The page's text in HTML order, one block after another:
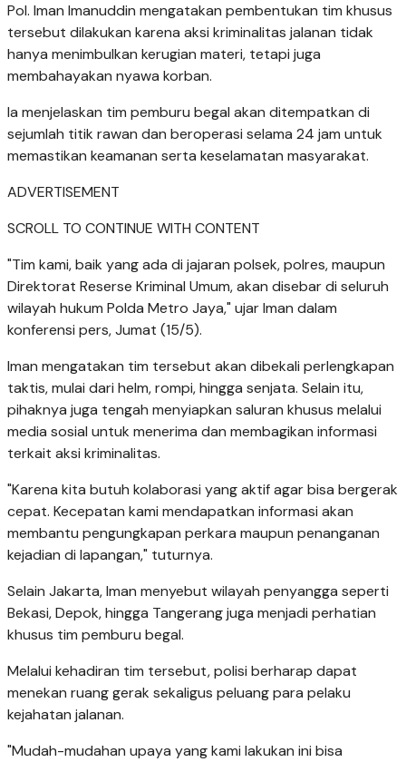
Pol. Iman Imanuddin mengatakan pembentukan tim khusus
tersebut dilakukan karena aksi kriminalitas jalanan tidak
hanya menimbulkan kerugian materi, tetapi juga
membahayakan nyawa korban.
Ia menjelaskan tim pemburu begal akan ditempatkan di
sejumlah titik rawan dan beroperasi selama 24 jam untuk
memastikan keamanan serta keselamatan masyarakat.
ADVERTISEMENT
SCROLL TO CONTINUE WITH CONTENT
"Tim kami, baik yang ada di jajaran polsek, polres, maupun
Direktorat Reserse Kriminal Umum, akan disebar di seluruh
wilayah hukum Polda Metro Jaya," ujar Iman dalam
konferensi pers, Jumat (15/5).
Iman mengatakan tim tersebut akan dibekali perlengkapan
taktis, mulai dari helm, rompi, hingga senjata. Selain itu,
pihaknya juga tengah menyiapkan saluran khusus melalui
media sosial untuk menerima dan membagikan informasi
terkait aksi kriminalitas.
"Karena kita butuh kolaborasi yang aktif agar bisa bergerak
cepat. Kecepatan kami mendapatkan informasi akan
membantu pengungkapan perkara maupun penanganan
kejadian di lapangan," tuturnya.
Selain Jakarta, Iman menyebut wilayah penyangga seperti
Bekasi, Depok, hingga Tangerang juga menjadi perhatian
khusus tim pemburu begal.
Melalui kehadiran tim tersebut, polisi berharap dapat
menekan ruang gerak sekaligus peluang para pelaku
kejahatan jalanan.
"Mudah-mudahan upaya yang kami lakukan ini bisa